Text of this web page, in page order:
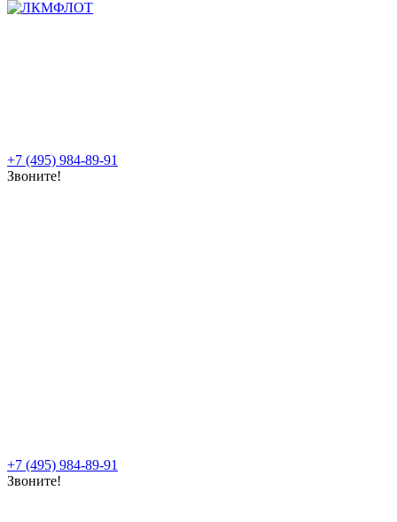
+7 (495) 984-89-91
Звоните!
+7 (495) 984-89-91
Звоните!